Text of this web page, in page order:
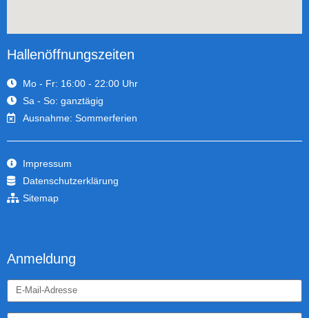
Hallenöffnungszeiten
Mo - Fr: 16:00 - 22:00 Uhr
Sa - So: ganztägig
Ausnahme: Sommerferien
Impressum
Datenschutzerklärung
Sitemap
Anmeldung